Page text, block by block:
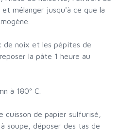
mélanger jusqu'à ce que la
de noix et les pépites de
la pâte 1 heure au
à 180° C.
cuisson de papier sulfurisé,
soupe, déposer des tas de